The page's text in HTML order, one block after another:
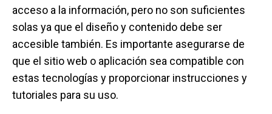
acceso a la información, pero no son suficientes
solas ya que el diseño y contenido debe ser
accesible también. Es importante asegurarse de
que el sitio web o aplicación sea compatible con
estas tecnologías y proporcionar instrucciones y
tutoriales para su uso.